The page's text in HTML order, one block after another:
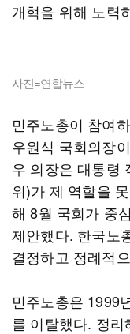
개혁을 위해 노력
사진=연합뉴스
민주노총이 참여
우원식 국회의장
우 의장은 대통령
위)가 제 역할을
해 8월 국회가 중
제안했다. 한국노
결정하고 정례적
민주노총은 1999
를 이탈했다. 정